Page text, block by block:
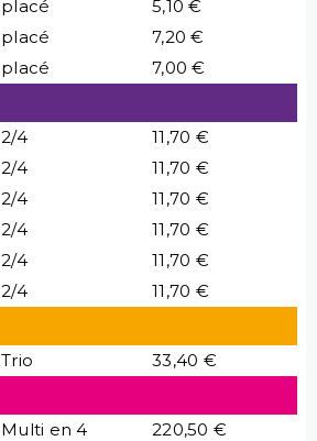
placé
5,10 €
placé
7,20 €
placé
7,00 €
2/4
11,70 €
2/4
11,70 €
2/4
11,70 €
2/4
11,70 €
2/4
11,70 €
2/4
11,70 €
Trio
33,40 €
Multi en 4
220,50 €